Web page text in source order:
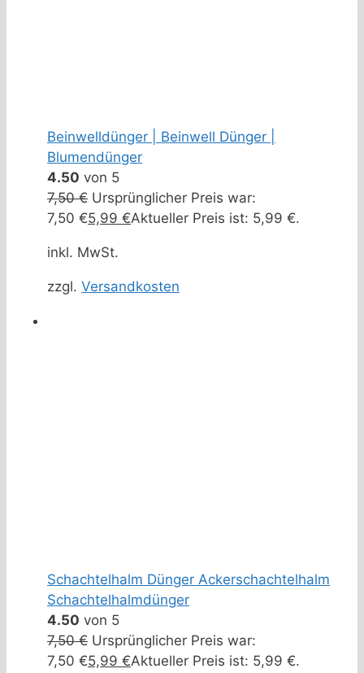
Beinwelldünger | Beinwell Dünger |
Blumendünger
4.50 von 5
7,50€ Ursprünglicher Preis war:
7,50 €5,99 €Aktueller Preis ist: 5,99 €.
inkl. MwSt.
zzgl. Versandkosten
Schachtelhalm Dünger Ackerschachtelhalm
Schachtelhalmdünger
4.50 von 5
7,50€ Ursprünglicher Preis war:
7,50 €5,99 €Aktueller Preis ist: 5,99 €.